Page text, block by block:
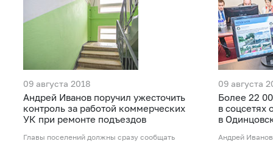
09 августа 2018
Андрей Иванов поручил ужесточить
контроль за работой коммерческих
УК при ремонте подъездов
Главы поселений должны сразу сообщать
09 августа
Более 22
в соцсетях
в
Андрей